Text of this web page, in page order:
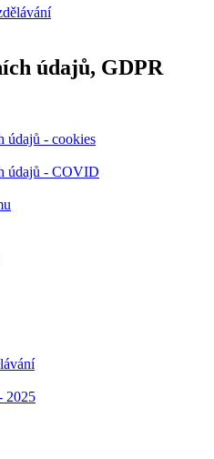
údajů, GDPR
údajů - cookies
údajů - COVID
2025